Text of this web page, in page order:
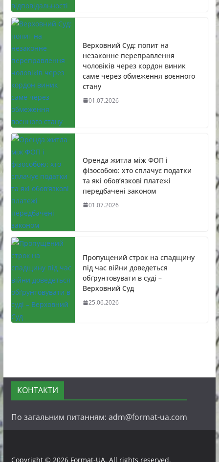
Верховний Суд: попит на
незаконне переправлення
чоловіків через кордон виник
саме через обмеження воєнного
стану
01.07.2026
Оренда житла між ФОП і
фізособою: хто сплачує податки
та які обов’язкові платежі
передбачені законом
01.07.2026
Пропущений строк на спадщину
під час війни доведеться
обґрунтовувати в суді –
Верховний Суд
25.06.2026
КОНТАКТИ
По загальним питанням: adm@format-ua.com
Copyright © 2026 Format-UA. All rights reserved.